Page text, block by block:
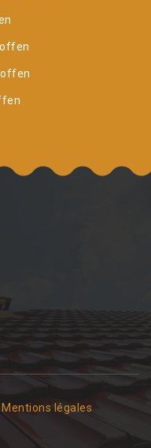
Mentions légales